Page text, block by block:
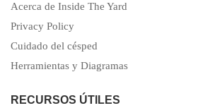
Acerca de Inside The Yard
Privacy Policy
Cuidado del césped
Herramientas y Diagramas
RECURSOS ÚTILES